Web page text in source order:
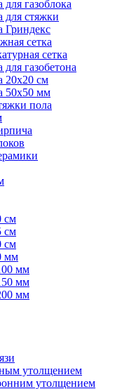
для газоблока
для стяжки
Гриндекс
сетка
сетка
для газобетона
20x20 см
50x50 мм
пола
см
см
см
мм
мм
мм
мм
утолщением
утолщением